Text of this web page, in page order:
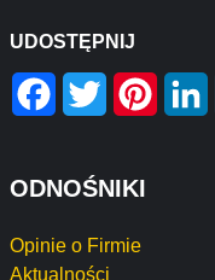
UDOSTĘPNIJ
Facebook
Twitter
ODNOŚNIKI
Opinie o Firmie
Aktualności